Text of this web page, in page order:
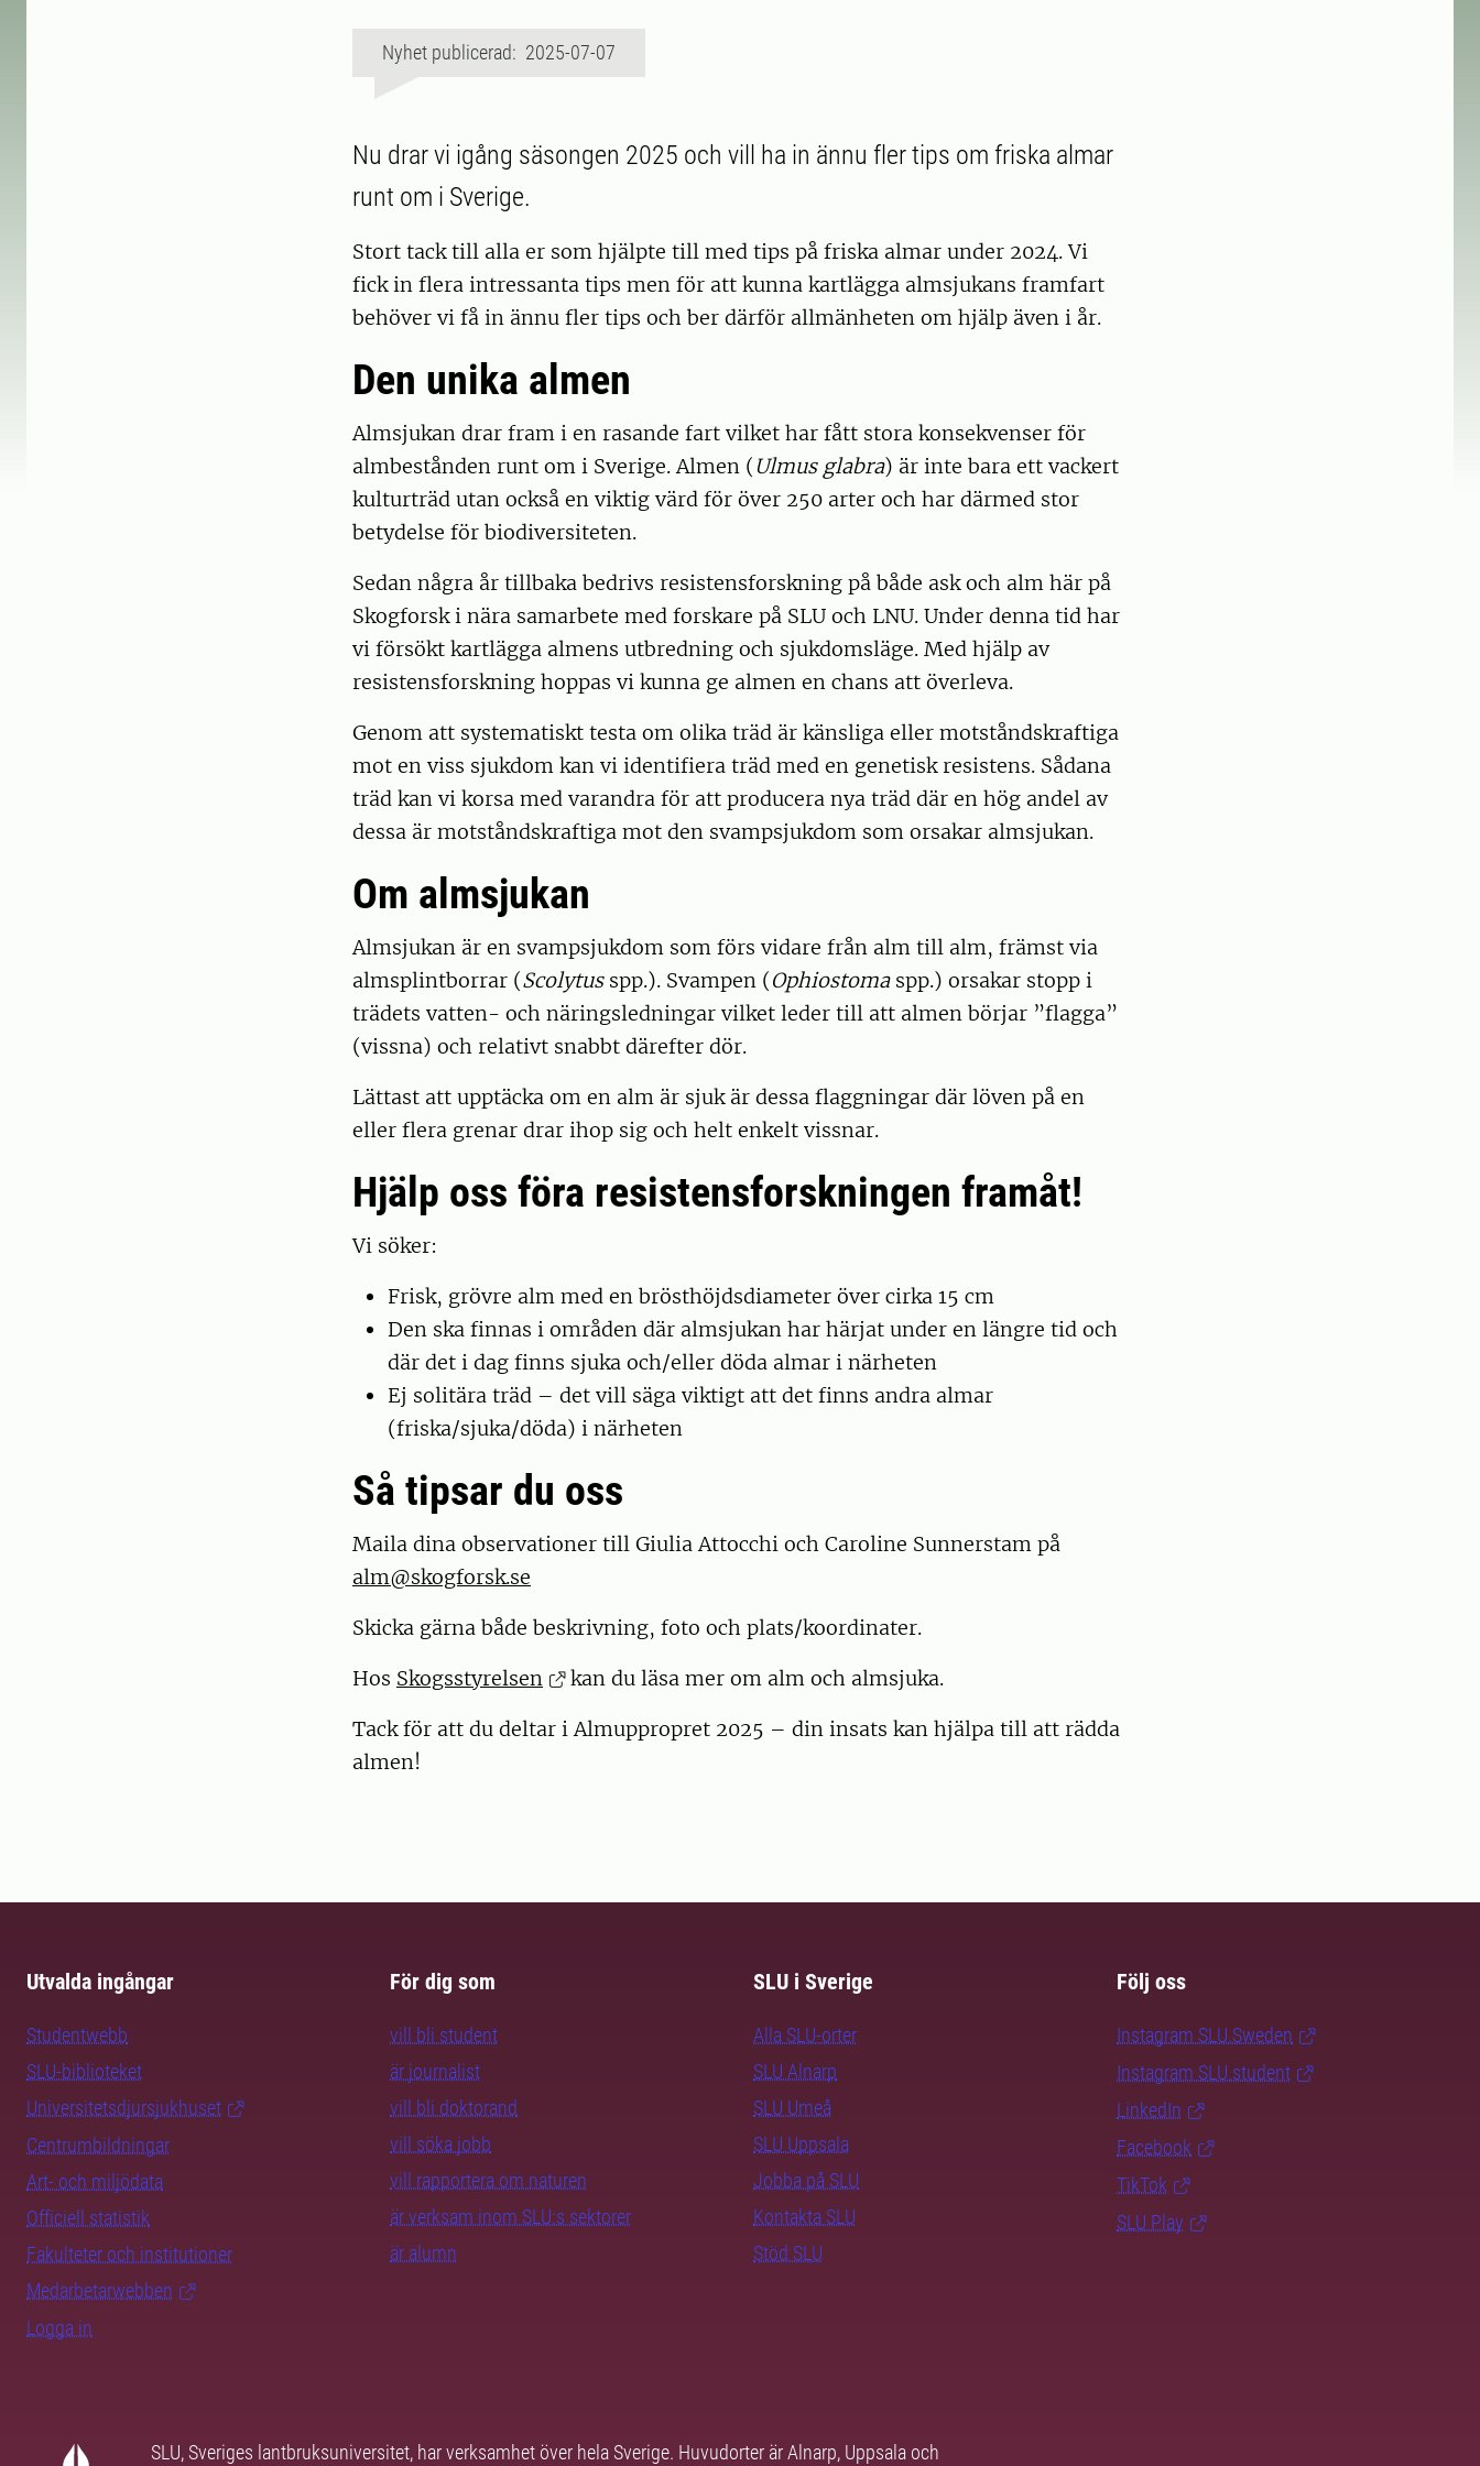
Nyhet publicerad: 2025-07-07
Nu drar vi igång säsongen 2025 och vill ha in ännu fler tips om friska almar
runt om i Sverige.
Stort tack till alla er som hjälpte till med tips på friska almar under 2024. Vi
fick in flera intressanta tips men för att kunna kartlägga almsjukans framfart
behöver vi få in ännu fler tips och ber därför allmänheten om hjälp även i år.
Den unika almen
Almsjukan drar fram i en rasande fart vilket har fått stora konsekvenser för
almbestånden runt om i Sverige. Almen ( Ulmus glabra) är inte bara ett vackert
kulturträd utan också en viktig värd för över 250 arter och har därmed stor
betydelse för biodiversiteten.
Sedan några år tillbaka bedrivs resistensforskning på både ask och alm här på
Skogforsk i nära samarbete med forskare på SLU och LNU. Under denna tid har
vi försökt kartlägga almens utbredning och sjukdomsläge. Med hjälp av
resistensforskning hoppas vi kunna ge almen en chans att överleva.
Genom att systematiskt testa om olika träd är känsliga eller motståndskraftiga
mot en viss sjukdom kan vi identifiera träd med en genetisk resistens. Sådana
träd kan vi korsa med varandra för att producera nya träd där en hög andel av
dessa är motståndskraftiga mot den svampsjukdom som orsakar almsjukan.
Om almsjukan
Almsjukan är en svampsjukdom som förs vidare från alm till alm, främst via
almsplintborrar (Scolytusspp.). Svampen (Ophiostomaspp.) orsakar stopp i
trädets vatten- och näringsledningar vilket leder till att almen börjar ”flagga”
(vissna) och relativt snabbt därefter dör.
Lättast att upptäcka om en alm är sjuk är dessa flaggningar där löven på en
eller flera grenar drar ihop sig och helt enkelt vissnar.
Hjälp oss föra resistensforskningen framåt!
Vi söker:
Frisk, grövre alm med en brösthöjdsdiameter över cirka 15 cm
Den ska finnas i områden där almsjukan har härjat under en längre tid och
där det i dag finns sjuka och/eller döda almar i närheten
Ej solitära träd – det vill säga viktigt att det finns andra almar
(friska/sjuka/döda) i närheten
Så tipsar du oss
Maila dina observationer till Giulia Attocchi och Caroline Sunnerstam på
alm@skogforsk.se
Skicka gärna både beskrivning, foto och plats/koordinater.
Hos Skogsstyrelsen
kan du läsa mer om alm och almsjuka.
Tack för att du deltar i Almuppropret 2025 – din insats kan hjälpa till att rädda
almen!
Utvalda ingångar
Studentwebb
SLU-biblioteket
Universitetsdjursjukhuset
Centrumbildningar
Art- och miljödata
Officiell statistik
Fakulteter och institutioner
Medarbetarwebben
Logga in
För dig som
vill bli student
är journalist
vill bli doktorand
vill söka jobb
vill rapportera om naturen
är verksam inom SLU:s sektorer
är alumn
SLU i Sverige
Alla SLU-orter
SLU Alnarp
SLU Umeå
SLU Uppsala
Jobba på SLU
Kontakta SLU
Stöd SLU
Följ oss
Instagram SLU.Sweden
Instagram SLU.student
LinkedIn
Facebook
TikTok
SLU Play
SLU, Sveriges lantbruksuniversitet, har verksamhet över hela Sverige. Huvudorter är Alnarp, Uppsala och